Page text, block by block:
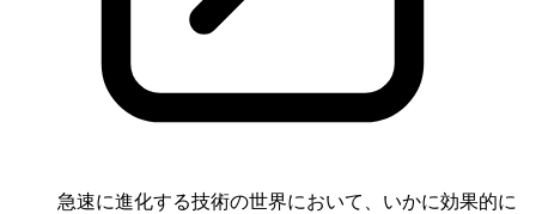
急速に進化する技術の世界において、いかに効果的に